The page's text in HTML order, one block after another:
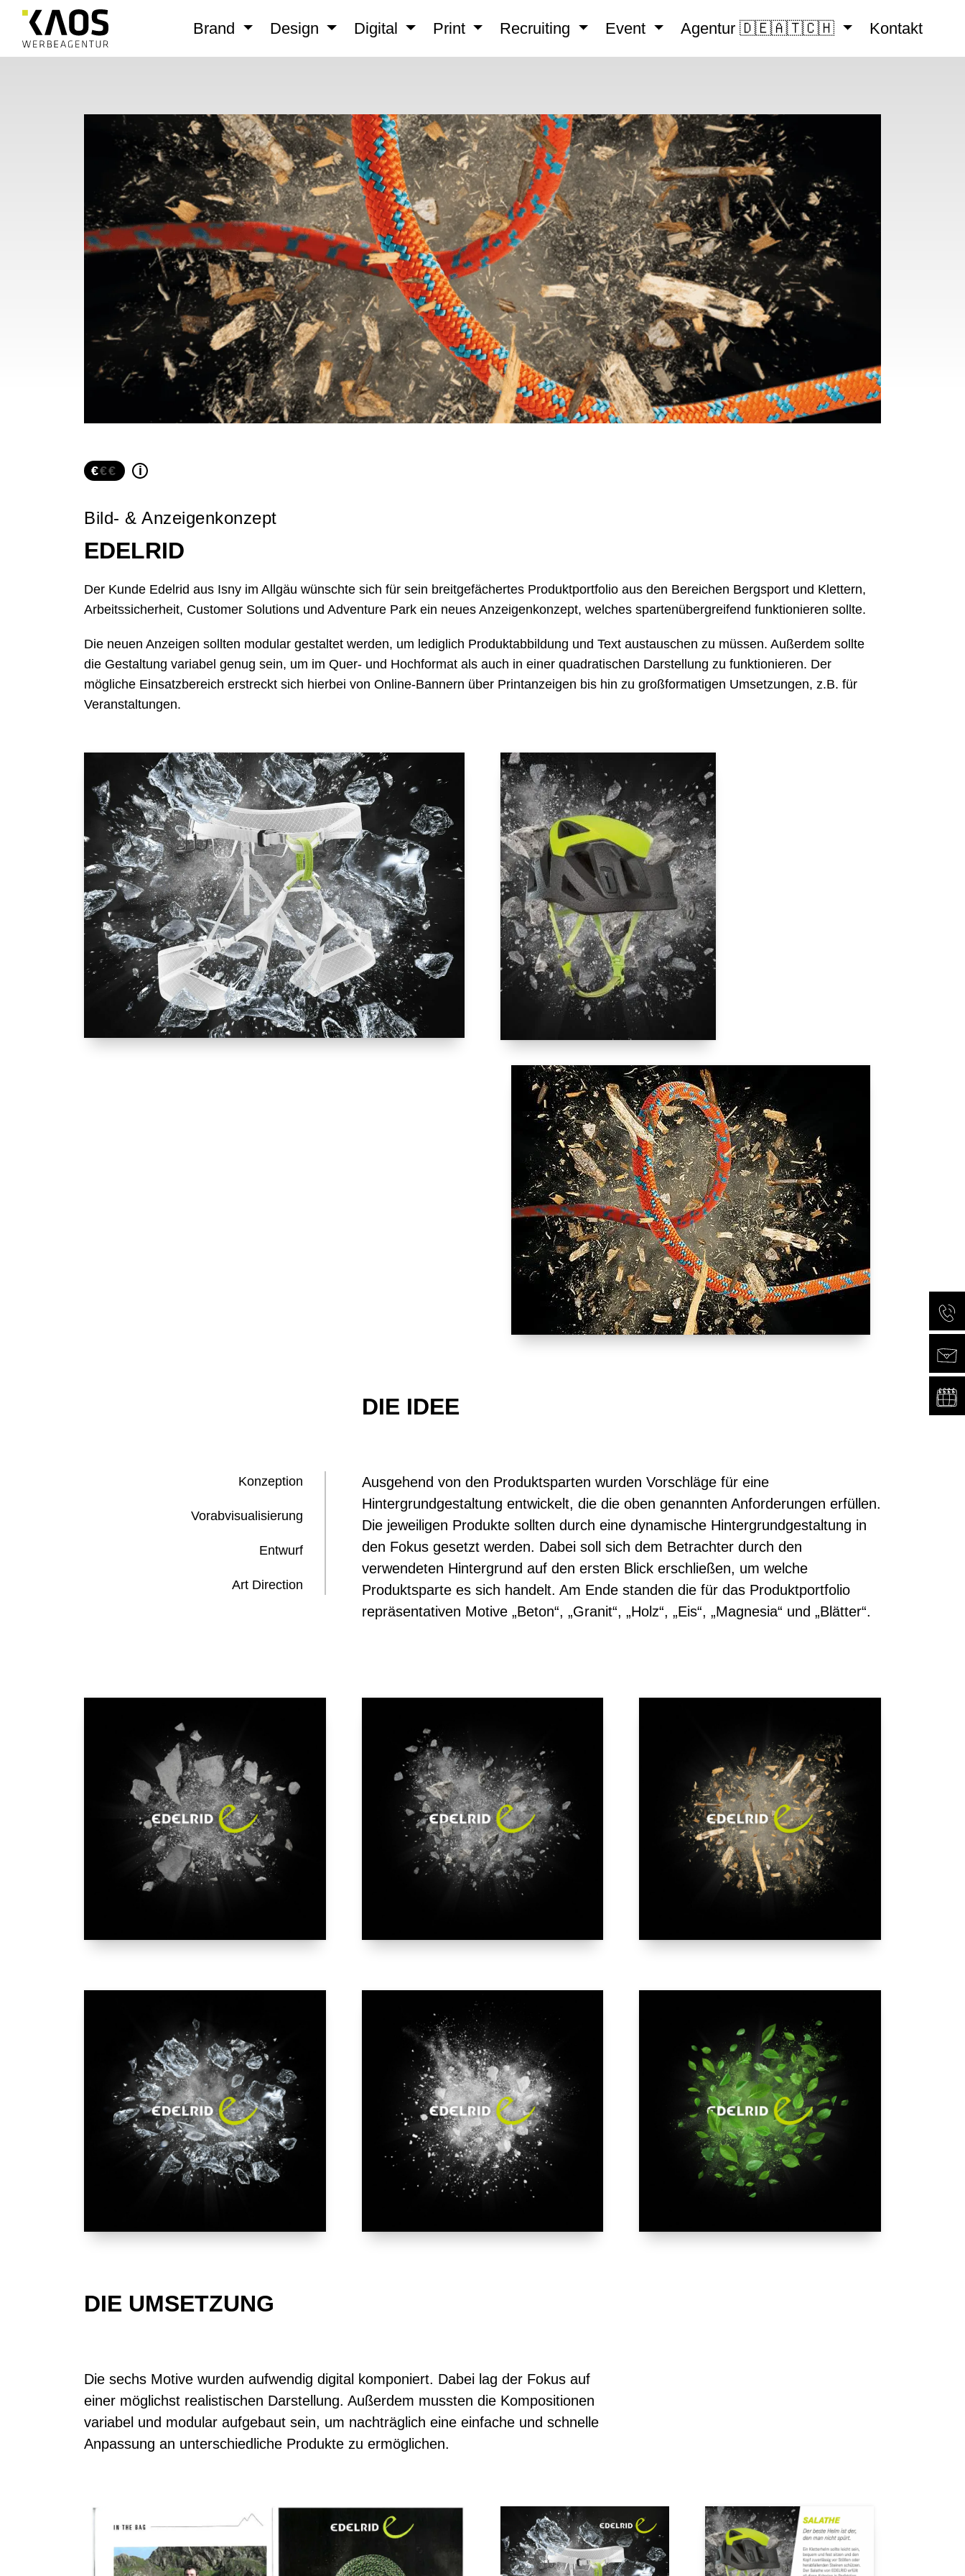
Brand Design Digital Print Recruiting Event Agentur 🇩🇪🇦🇹🇨🇭 Kontakt
€ i
Bild- & Anzeigenkonzept
EDELRID
Der Kunde Edelrid aus Isny im Allgäu wünschte sich für sein breitgefächertes Produktportfolio aus den Bereichen Bergsport und Klettern,
Arbeitssicherheit, Customer Solutions und Adventure Park ein neues Anzeigenkonzept, welches spartenübergreifend funktionieren sollte.
Die neuen Anzeigen sollten modular gestaltet werden, um lediglich Produktabbildung und Text austauschen zu müssen. Außerdem sollte
die Gestaltung variabel genug sein, um im Quer- und Hochformat als auch in einer quadratischen Darstellung zu funktionieren. Der
mögliche Einsatzbereich erstreckt sich hierbei von Online-Bannern über Printanzeigen bis hin zu großformatigen Umsetzungen, z.B. für
Veranstaltungen.
DIE IDEE
Konzeption
Vorabvisualisierung
Entwurf
Art Direction
Ausgehend von den Produktsparten wurden Vorschläge für eine
Hintergrundgestaltung entwickelt, die die oben genannten Anforderungen erfüllen.
Die jeweiligen Produkte sollten durch eine dynamische Hintergrundgestaltung in
den Fokus gesetzt werden. Dabei soll sich dem Betrachter durch den
verwendeten Hintergrund auf den ersten Blick erschließen, um welche
Produktsparte es sich handelt. Am Ende standen die für das Produktportfolio
repräsentativen Motive „Beton“, „Granit“, „Holz“, „Eis“, „Magnesia“ und „Blätter“.
DIE UMSETZUNG
Die sechs Motive wurden aufwendig digital komponiert. Dabei lag der Fokus auf
einer möglichst realistischen Darstellung. Außerdem mussten die Kompositionen
variabel und modular aufgebaut sein, um nachträglich eine einfache und schnelle
Anpassung an unterschiedliche Produkte zu ermöglichen.